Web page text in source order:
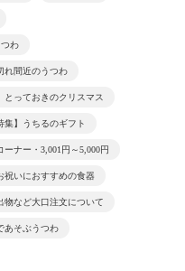
わ
れ間近のうつわ
とっておきのクリスマス
集】うちるのギフト
ーナー・3,001円～5,000円
祝いにおすすめの食器
物など大口注文について
あそぶうつわ